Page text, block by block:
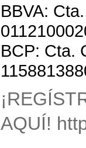
BBVA:
BCP: Cta.
AQUÍ!